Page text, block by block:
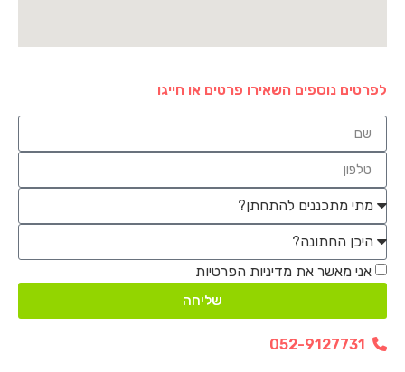
לפרטים נוספים השאירו פרטים או חייגו
אני מאשר את מדיניות הפרטיות
שליחה